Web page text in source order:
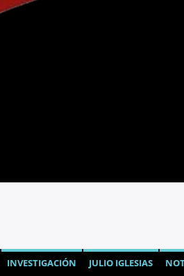
INVESTIGACIÓN JULIO IGLESIAS